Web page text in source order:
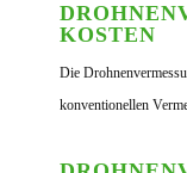
KOSTEN
Die
konventionellen